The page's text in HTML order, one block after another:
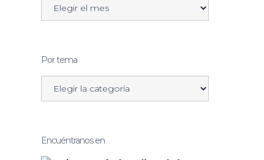
Por tema
Encuéntranos en